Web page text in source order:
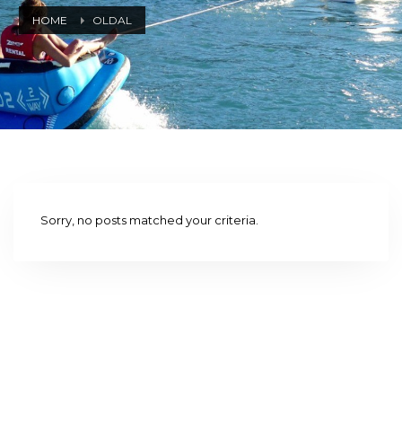
HOME OLDAL
Sorry, no posts matched your criteria.